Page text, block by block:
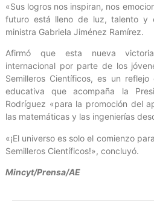
«Sus logros nos inspiran, nos
futuro está lleno de luz, talento y
ministra Gabriela Jiménez Ramírez.
Afirmó que esta nueva
internacional por parte de los
Semilleros Científicos, es un
educativa que acompaña la
Rodríguez «para la promoción del
las matemáticas y las ingenierías
«¡El universo es solo el comienzo
Semilleros Científicos!», concluyó.
Mincyt/Prensa/AE